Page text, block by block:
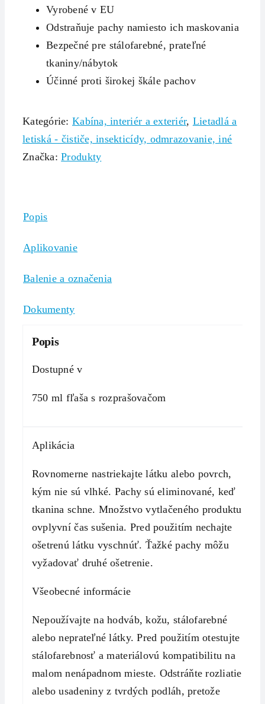
Vyrobené v EU
Odstraňuje pachy namiesto ich maskovania
Bezpečné pre stálofarebné, prateľné
tkaniny/nábytok
Účinné proti širokej škále pachov
Kategórie: Kabína, interiér a exteriér, Lietadlá a
letiská - čističe, insekticídy, odmrazovanie, iné
Značka:Produkty
Popis
Aplikovanie
Balenie a označenia
Dokumenty
Popis
Dostupné v
750 ml fľaša s rozprašovačom
Aplikácia
Rovnomerne nastriekajte látku alebo povrch,
kým nie sú vlhké. Pachy sú eliminované, keď
tkanina schne. Množstvo vytlačeného produktu
ovplyvní čas sušenia. Pred použitím nechajte
ošetrenú látku vyschnúť. Ťažké pachy môžu
vyžadovať druhé ošetrenie.
Všeobecné informácie
Nepoužívajte na hodváb, kožu, stálofarebné
alebo neprateľné látky. Pred použitím otestujte
stálofarebnosť a materiálovú kompatibilitu na
malom nenápadnom mieste. Odstráňte rozliatie
alebo usadeniny z tvrdých podláh, pretože